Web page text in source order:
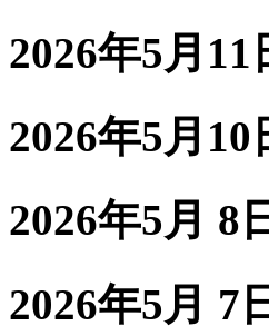
2026年5月
2026年5月
2026年5月
2026年5月